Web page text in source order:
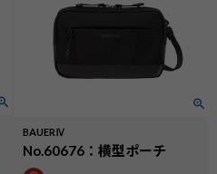
BAUERⅣ
No.60676：横型ポーチ